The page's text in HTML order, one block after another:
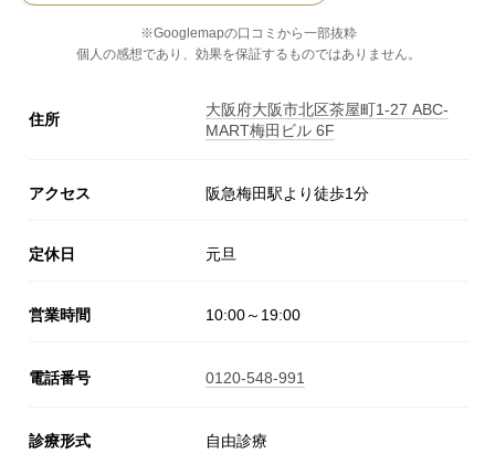
※Googlemapの口コミから一部抜粋
個人の感想であり、効果を保証するものではありません。
住所
大阪府大阪市北区茶屋町1-27 ABC-
MART梅田ビル 6F
アクセス 阪急梅田駅より徒歩1分
定休日 元旦
営業時間 10:00～19:00
電話番号 0120-548-991
診療形式 自由診療